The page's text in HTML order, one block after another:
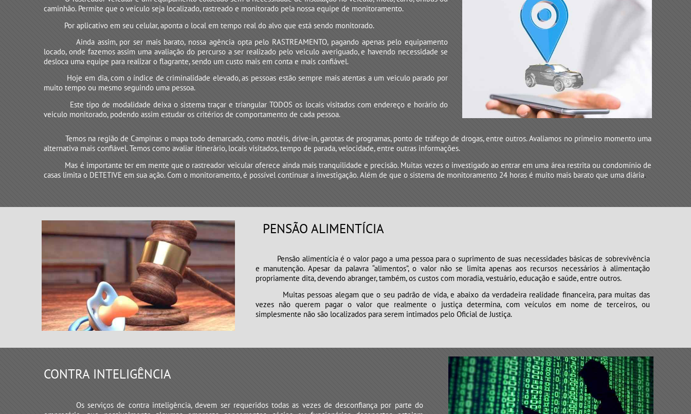
PENSÃO ALIMENTÍCIA
Pensão alimentícia é o valor pago a uma pessoa para o suprimento de suas necessidades básicas de sobrevivência
e manutenção. Apesar da palavra “alimentos”, o valor não se limita apenas aos recursos necessários à alimentação
propriamente dita, devendo abranger, também, os custos com moradia, vestuário, educação e saúde, entre outros.
​​​​​​​Muitas pessoas alegam que o seu padrão de vida, e abaixo da verdadeira realidade financeira, para muitas das
vezes não querem pagar o valor que realmente o justiça determina, com veículos em nome de terceiros, ou
simplesmente não são localizados para serem intimados pelo Oficial de Justiça.
caminhão. Permite que o veículo seja localizado, rastreado e monitorado pela nossa equipe de monitoramento.
Por aplicativo em seu celular, aponta o local em tempo real do alvo que está sendo monitorado.
Ainda assim, por ser mais barato, nossa agência opta pelo RASTREAMENTO, pagando apenas pelo equipamento
locado, onde fazemos assim uma avaliação do percurso a ser realizado pelo veiculo averiguado, e havendo necessidade se
desloca uma equipe para realizar o flagrante, sendo um custo mais em conta e mais confiável.
Hoje em dia, com o índice de criminalidade elevado, as pessoas estão sempre mais atentas a um veiculo parado por
muito tempo ou mesmo seguindo uma pessoa.
Este tipo de modalidade deixa o sistema traçar e triangular TODOS os locais visitados com endereço e horário do
veiculo monitorado, podendo assim estudar os critérios de comportamento de cada pessoa.
Temos na região de Campinas o mapa todo demarcado, como motéis, drive-in, garotas de programas, ponto de tráfego de drogas, entre outros. Avaliamos no primeiro momento uma
alternativa mais confiável. Temos como avaliar itinerário, locais visitados, tempo de parada, velocidade, entre outras informações.
Mas é importante ter em mente que o rastreador veicular oferece ainda mais tranquilidade e precisão. Muitas vezes o investigado ao entrar em uma área restrita ou condomínio de
casas limita o DETETIVE em sua ação. Com o monitoramento, é possível continuar a investigação. Além de que o sistema de monitoramento 24 horas é muito mais barato que uma diária.
CONTRA INTELIGÊNCIA
Os serviços de contra inteligência, devem ser requeridos todas as vezes de desconfiança por parte do